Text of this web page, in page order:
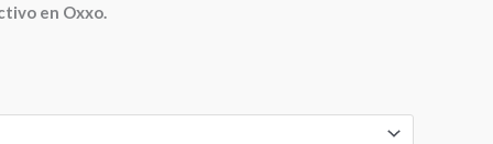
en Oxxo.